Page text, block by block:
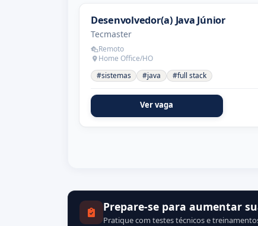
Desenvolvedor(a) Java Júnior
Tecmaster
Remoto
Home Office/HO
#sistemas
#java #full stack
Ver vaga
Prepare-se para aumentar
Pratique com testes técnicos e